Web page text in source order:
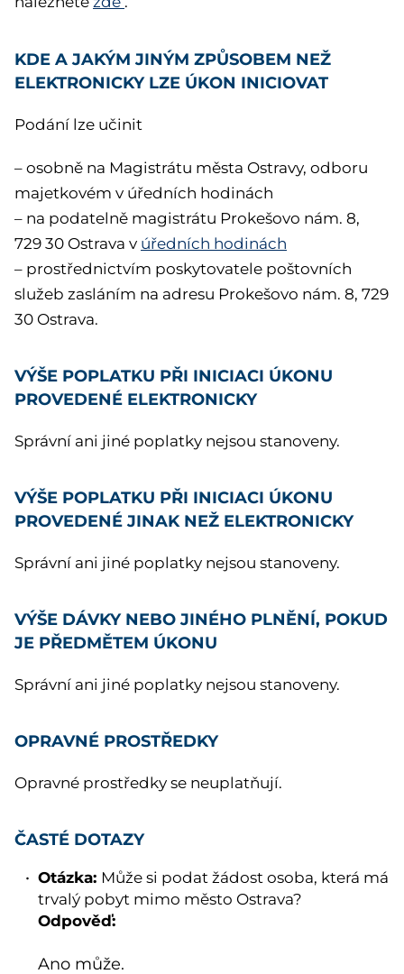
KDE A JAKÝM JINÝM ZPŮSOBEM NEŽ
ELEKTRONICKY LZE ÚKON INICIOVAT
Podání lze učinit
– osobně na Magistrátu města Ostravy, odboru
majetkovém v úředních hodinách
– na podatelně magistrátu Prokešovo nám. 8,
729 30 Ostrava v úředních hodinách
– prostřednictvím poskytovatele poštovních
služeb zasláním na adresu Prokešovo nám. 8, 729
30 Ostrava.
VÝŠE POPLATKU PŘI INICIACI ÚKONU
PROVEDENÉ ELEKTRONICKY
Správní ani jiné poplatky nejsou stanoveny.
VÝŠE POPLATKU PŘI INICIACI ÚKONU
PROVEDENÉ JINAK NEŽ ELEKTRONICKY
Správní ani jiné poplatky nejsou stanoveny.
VÝŠE DÁVKY NEBO JINÉHO PLNĚNÍ, POKUD
JE PŘEDMĚTEM ÚKONU
Správní ani jiné poplatky nejsou stanoveny.
OPRAVNÉ PROSTŘEDKY
Opravné prostředky se neuplatňují.
ČASTÉ DOTAZY
Otázka: Může si podat žádost osoba, která má
trvalý pobyt mimo město Ostrava?
Odpověď:
Ano může.